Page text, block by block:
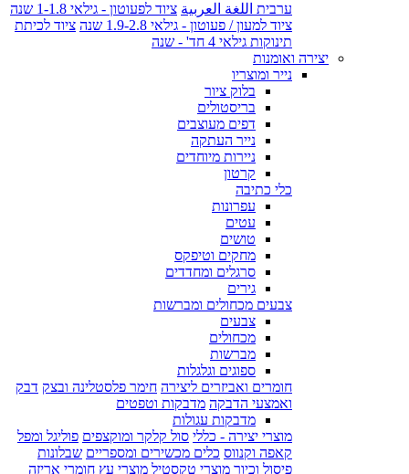
ערבית اللغة العربية ציוד לפעוטון - גילאי 1-1.8 שנה
ציוד למעון / פעוטון - גילאי 1.9-2.8 שנה
ציוד לכיתת
תינוקות גילאי 4 חד' - שנה
יצירה ואומנות
נייר ומוצריו
בלוק ציור
בריסטולים
דפים מעוצבים
נייר העתקה
ניירות מיוחדים
קרטון
כלי כתיבה
עפרונות
עטים
טושים
מחקים וטיפקס
סרגלים ומחדדים
גירים
צבעים מכחולים ומברשות
צבעים
מכחולים
מברשות
ספוגים וגלגלות
חומרים ואביזרים ליצירה חימר פלסטלינה ובצק דבק
ואמצעי הדבקה מדבקות וטפטים
מדבקות עגולות
מוצרי יצירה - כללי סול קלקר ומוקצפים פוליגל ומפל
קאפה וקנווס כלים מכשירים ומספריים שבלונות
פיסול וכיור מוצרי טקסטיל מוצרי עץ חומרי אריזה